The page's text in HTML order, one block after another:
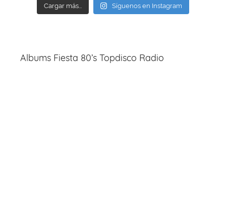
Cargar más... Síguenos en Instagram
Albums Fiesta 80’s Topdisco Radio